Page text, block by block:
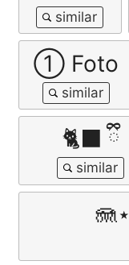
➀ Foto
🐈‍⬛ ྀི